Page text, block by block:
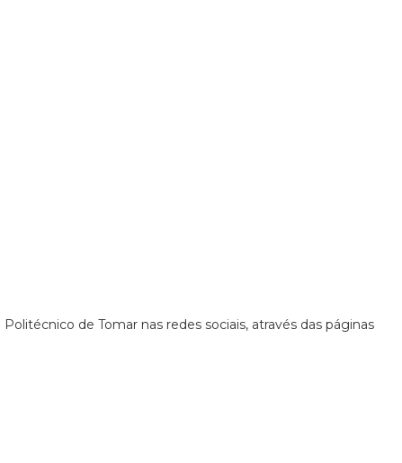
de Tomar nas redes sociais, através das páginas